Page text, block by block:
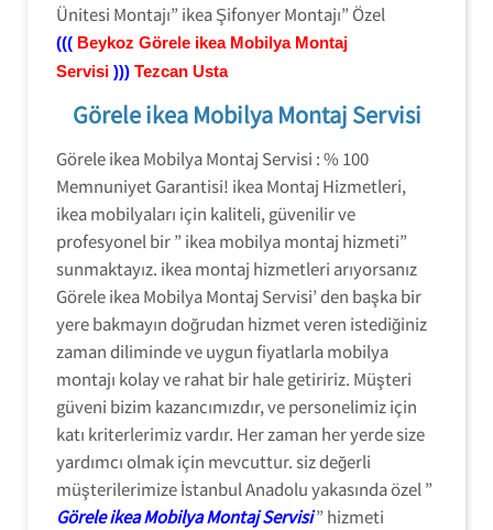
Ünitesi Montajı” ikea Şifonyer Montajı” Özel
((( Beykoz Görele ikea Mobilya Montaj
Servisi ))) Tezcan Usta
Görele ikea Mobilya Montaj Servisi
Görele ikea Mobilya Montaj Servisi : % 100
Memnuniyet Garantisi! ikea Montaj Hizmetleri,
ikea mobilyaları için kaliteli, güvenilir ve
profesyonel bir ” ikea mobilya montaj hizmeti”
sunmaktayız. ikea montaj hizmetleri arıyorsanız
Görele ikea Mobilya Montaj Servisi’ den başka bir
yere bakmayın doğrudan hizmet veren istediğiniz
zaman diliminde ve uygun fiyatlarla mobilya
montajı kolay ve rahat bir hale getiririz. Müşteri
güveni bizim kazancımızdır, ve personelimiz için
katı kriterlerimiz vardır. Her zaman her yerde size
yardımcı olmak için mevcuttur. siz değerli
müşterilerimize İstanbul Anadolu yakasında özel ”
Görele ikea Mobilya Montaj Servisi” hizmeti